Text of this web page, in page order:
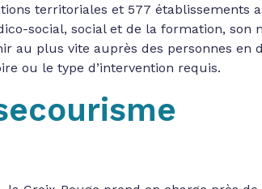
territoriales et 577 établissements
social, social et de la formation, son
au plus vite auprès des personnes en
ou le type d’intervention requis.